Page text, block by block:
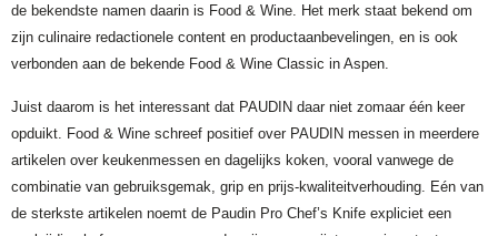
de bekendste namen daarin is Food & Wine. Het merk staat bekend om
zijn culinaire redactionele content en productaanbevelingen, en is ook
verbonden aan de bekende Food & Wine Classic in Aspen.
Juist daarom is het interessant dat PAUDIN daar niet zomaar één keer
opduikt. Food & Wine schreef positief over PAUDIN messen in meerdere
artikelen over keukenmessen en dagelijks koken, vooral vanwege de
combinatie van gebruiksgemak, grip en prijs-kwaliteitverhouding. Eén van
de sterkste artikelen noemt de Paudin Pro Chef’s Knife expliciet een